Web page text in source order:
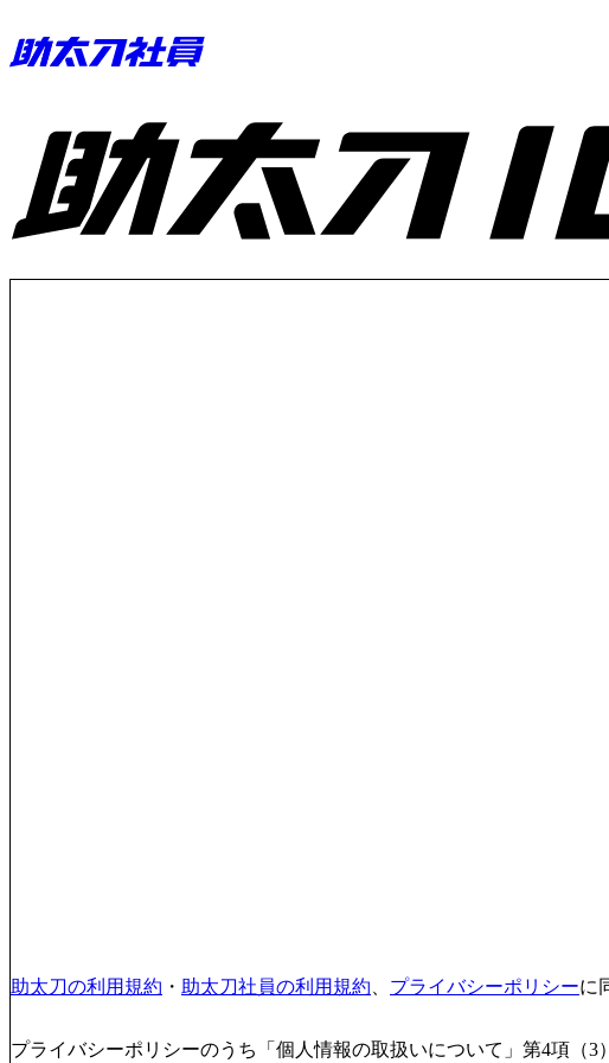
助太刀ID
助太刀の利用規約 ・ 助太刀社員の利用規約 プライバシーポリシーに
プライバシーポリシーのうち「個人情報の取扱いについて」第4項（3